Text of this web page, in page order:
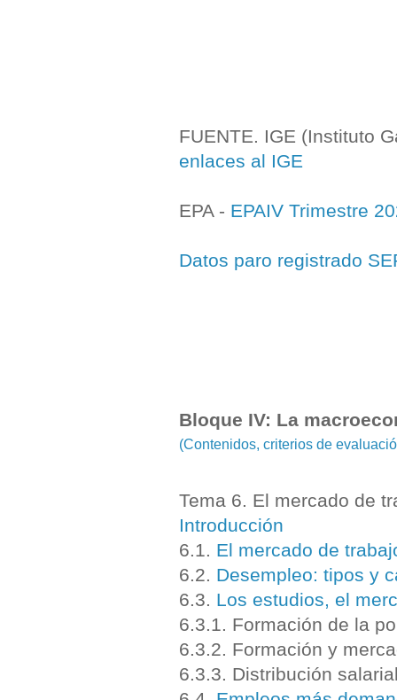
FUENTE. IGE (Instituto
enlaces al IGE
EPA - EPAIV Trimestre
Datos paro registrado
Bloque IV: La
(Contenidos, criterios de
Tema 6. El mercado de
Introducción
6.1. El mercado de
6.2. Desempleo: tipos y
6.3. Los estudios, el
6.3.1. Formación de la
6.3.2. Formación y
6.3.3. Distribución